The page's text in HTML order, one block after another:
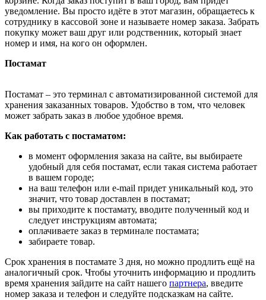
уведомление. Вы просто идёте в этот магазин, обращаетесь к
сотруднику в кассовой зоне и называете номер заказа. Забрать
покупку может ваш друг или родственник, который знает
номер и имя, на кого он оформлен.
Постамат
Постамат – это терминал с автоматизированной системой для
хранения заказанных товаров. Удобство в том, что человек
может забрать заказ в любое удобное время.
Как работать с постаматом:
в момент оформления заказа на сайте, вы выбираете
удобный для себя постамат, если такая система работает
в вашем городе;
на ваш телефон или e-mail придет уникальный код, это
значит, что товар доставлен в постамат;
вы приходите к постамату, вводите полученный код и
следует инструкциям автомата;
оплачиваете заказ в терминале постамата;
забираете товар.
Срок хранения в постамате 3 дня, но можно продлить ещё на
аналогичный срок. Чтобы уточнить информацию и продлить
время хранения зайдите на сайт нашего партнера, введите
номер заказа и телефон и следуйте подсказкам на сайте.